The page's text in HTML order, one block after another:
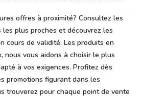
offres à proximité? Consultez les
plus proches et découvrez les
cours de validité. Les produits en
nous vous aidons à choisir le plus
à vos exigences. Profitez dès
promotions figurant dans les
trouverez pour chaque point de vente